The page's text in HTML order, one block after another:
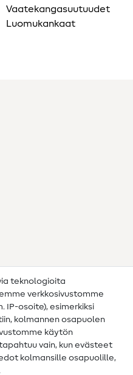
Vaatekangasuutuudet
Luomukankaat
teknologioita
verkkosivustomme
IP-osoite), esimerkiksi
kolmannen osapuolen
käytön
vain, kun evästeet
kolmansille osapuolille,